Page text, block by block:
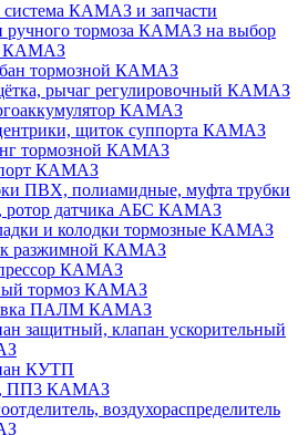
система КАМАЗ и запчасти
ручного тормоза КАМАЗ на выбор
КАМАЗ
тормозной КАМАЗ
рычаг регулировочный КАМАЗ
КАМАЗ
щиток суппорта КАМАЗ
тормозной КАМАЗ
КАМАЗ
ПВХ, полиамидные, муфта трубки
ротор датчика АБС КАМАЗ
и колодки тормозные КАМАЗ
разжимной КАМАЗ
КАМАЗ
тормоз КАМАЗ
ПАЛМ КАМАЗ
защитный, клапан ускорительный
КУТП
ПП3 КАМАЗ
воздухораспределитель